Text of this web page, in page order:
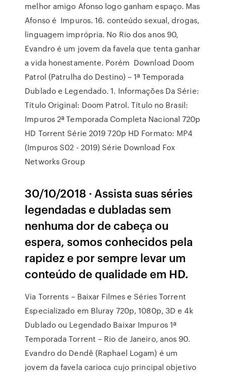
melhor amigo Afonso logo ganham espaço. Mas
Afonso é Impuros. 16. conteúdo sexual, drogas,
linguagem imprópria. No Rio dos anos 90,
Evandro é um jovem da favela que tenta ganhar
a vida honestamente. Porém Download Doom
Patrol (Patrulha do Destino) – 1ª Temporada
Dublado e Legendado. 1. Informações Da Série:
Título Original: Doom Patrol. Título no Brasil:
Impuros 2ª Temporada Completa Nacional 720p
HD Torrent Série 2019 720p HD Formato: MP4
(Impuros S02 - 2019) Série Download Fox
Networks Group
30/10/2018 · Assista suas séries
legendadas e dubladas sem
nenhuma dor de cabeça ou
espera, somos conhecidos pela
rapidez e por sempre levar um
conteúdo de qualidade em HD.
Via Torrents – Baixar Filmes e Séries Torrent
Especializado em Bluray 720p, 1080p, 3D e 4k
Dublado ou Legendado Baixar Impuros 1ª
Temporada Torrent – Rio de Janeiro, anos 90.
Evandro do Dendê (Raphael Logam) é um
jovem da favela carioca cujo principal objetivo